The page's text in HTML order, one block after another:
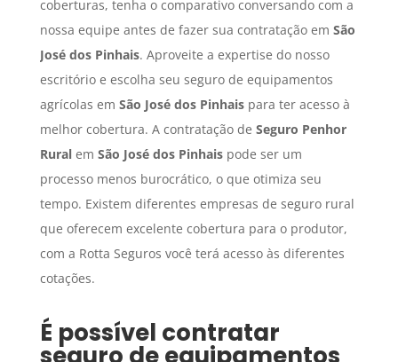
coberturas, tenha o comparativo conversando com a
nossa equipe antes de fazer sua contratação em São
José dos Pinhais. Aproveite a expertise do nosso
escritório e escolha seu seguro de equipamentos
agrícolas em São José dos Pinhaispara ter acesso à
melhor cobertura. A contratação de Seguro Penhor
Ruralem São José dos Pinhaispode ser um
processo menos burocrático, o que otimiza seu
tempo. Existem diferentes empresas de seguro rural
que oferecem excelente cobertura para o produtor,
com a Rotta Seguros você terá acesso às diferentes
cotações.
É possível contratar
seguro de equipamentos